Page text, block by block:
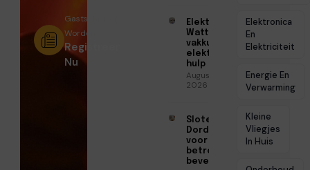
Elektricien
Watt voor
vakkundige
elektrische
hulp
Augustus 5,
2026
Slotenmaker
Dordrecht
voor
betrouwbare
beveiliging
Elektronica
En
Elektriciteit
Energie En
Verwarming
Kleine
Vliegjes
In Huis
Gastschrijver
Worden?
Registreer
Nu